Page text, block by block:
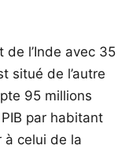
l’Inde avec 35
situé de l’autre
95 millions
par habitant
à celui de la